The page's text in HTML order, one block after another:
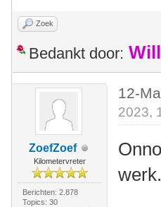
Zoek
Bedankt door:
ZoefZoef
Kilometervreter
Berichten: 2.878
Topics: 30
12-
2023,
werk.